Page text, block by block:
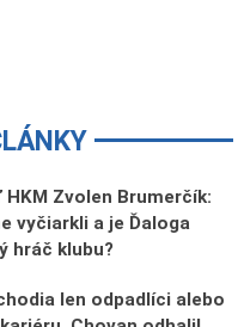
Zvolen Brumerčík:
vyčiarkli a je Ďaloga
hráč klubu?
len odpadlíci alebo